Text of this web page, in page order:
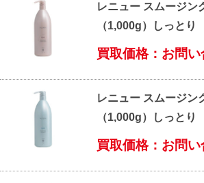
レニュー スムージン
（1,000g）しっとり
買取価格：お問
レニュー スムージン
（1,000g）しっとり
買取価格：お問